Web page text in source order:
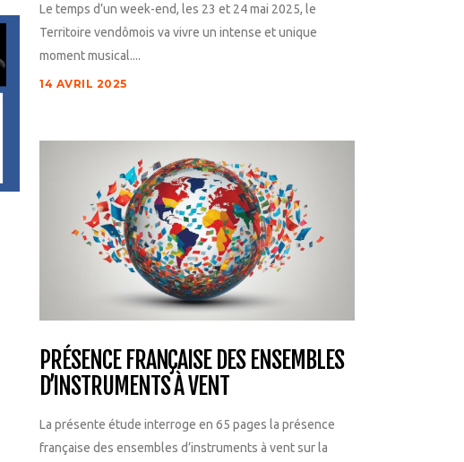
Le temps d’un week-end, les 23 et 24 mai 2025, le
Territoire vendômois va vivre un intense et unique
moment musical....
14 AVRIL 2025
PRÉSENCE FRANÇAISE DES ENSEMBLES
D’INSTRUMENTS À VENT
La présente étude interroge en 65 pages la présence
française des ensembles d’instruments à vent sur la